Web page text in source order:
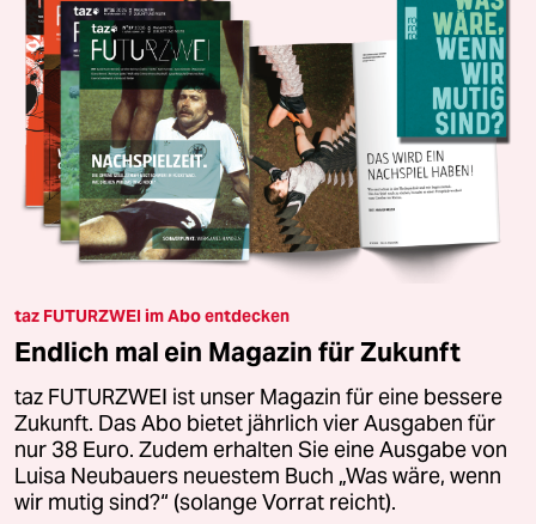
taz FUTURZWEI im Abo entdecken
Endlich mal ein Magazin für Zukunft
taz FUTURZWEI ist unser Magazin für eine bessere
Zukunft. Das Abo bietet jährlich vier Ausgaben für
nur 38 Euro. Zudem erhalten Sie eine Ausgabe von
Luisa Neubauers neuestem Buch „Was wäre, wenn
wir mutig sind?“ (solange Vorrat reicht).